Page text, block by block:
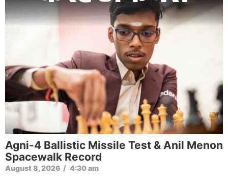
Agni-4 Ballistic Missile Test & Anil Menon
Spacewalk Record
August 8, 2026 / 4:30 am